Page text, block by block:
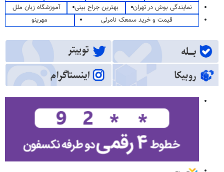
نمایندگی بوش در تهران
بهترین جراح بینی
آموزشگاه زبان ملل
قیمت و خرید سمعک نامرئی
مهرینو